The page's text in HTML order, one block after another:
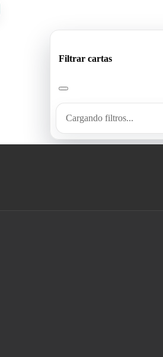
Filtrar cartas
Cargando filtros...